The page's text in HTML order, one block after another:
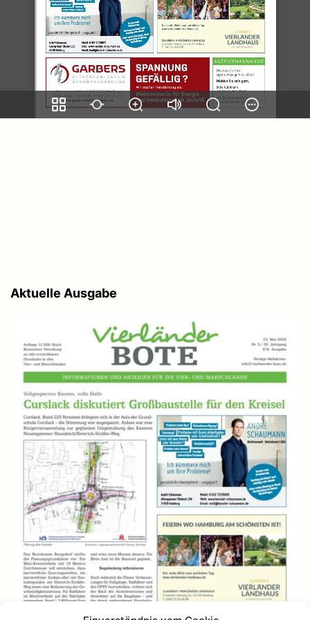
Aktuelle Ausgabe